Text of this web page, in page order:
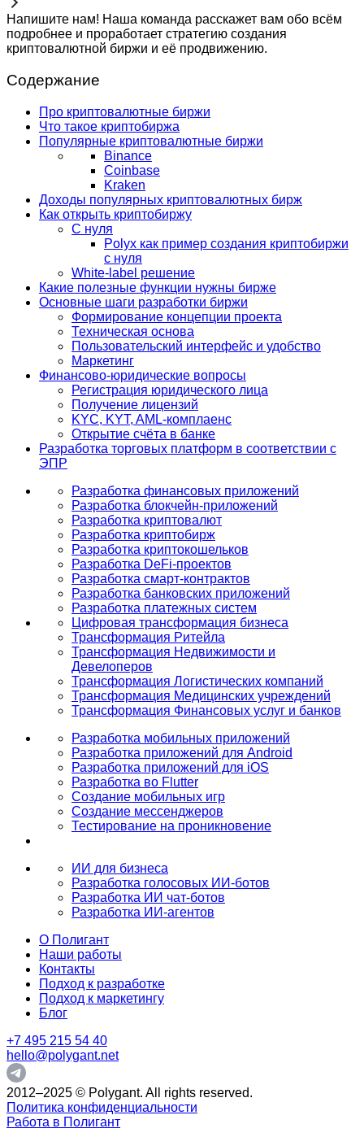
Напишите нам! Наша команда расскажет вам обо всём
подробнее и проработает стратегию создания
криптовалютной биржи и её продвижению.
Содержание
Про криптовалютные биржи
Что такое криптобиржа
Популярные криптовалютные биржи
Binance
Coinbase
Kraken
Доходы популярных криптовалютных бирж
Как открыть криптобиржу
С нуля
Polyx как пример создания криптобиржи
с нуля
White-label решение
Какие полезные функции нужны бирже
Основные шаги разработки биржи
Формирование концепции проекта
Техническая основа
Пользовательский интерфейс и удобство
Маркетинг
Финансово-юридические вопросы
Регистрация юридического лица
Получение лицензий
KYC, KYT, AML-комплаенс
Открытие счёта в банке
Разработка торговых платформ в соответствии с
ЭПР
Разработка финансовых приложений
Разработка блокчейн-приложений
Разработка криптовалют
Разработка криптобирж
Разработка криптокошельков
Разработка DeFi-проектов
Разработка смарт-контрактов
Разработка банковских приложений
Разработка платежных систем
Цифровая трансформация бизнеса
Трансформация Ритейла
Трансформация Недвижимости и
Девелоперов
Трансформация Логистических компаний
Трансформация Медицинских учреждений
Трансформация Финансовых услуг и банков
Разработка мобильных приложений
Разработка приложений для Android
Разработка приложений для iOS
Разработка во Flutter
Создание мобильных игр
Создание мессенджеров
Тестирование на проникновение
ИИ для бизнеса
Разработка голосовых ИИ-ботов
Разработка ИИ чат-ботов
Разработка ИИ-агентов
О Полигант
Наши работы
Контакты
Подход к разработке
Подход к маркетингу
Блог
+7 495 215 54 40
hello@polygant.net
2012–2025 © Polygant. All rights reserved.
Политика конфиденциальности
Работа в Полигант